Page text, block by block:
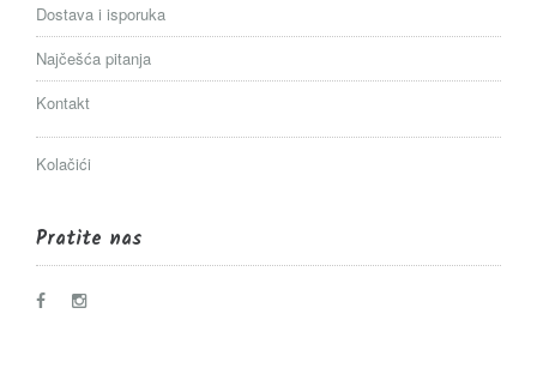
Dostava i isporuka
Najčešća pitanja
Kontakt
Kolačići
Pratite nas